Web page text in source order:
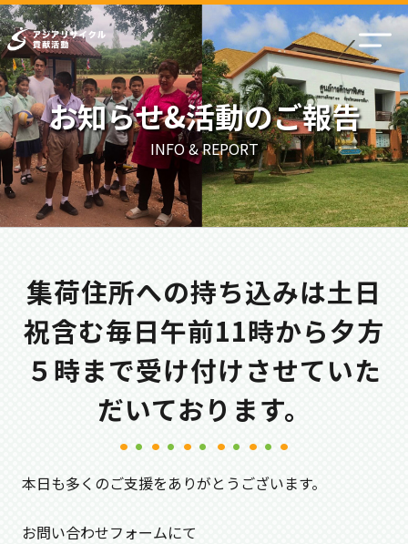
お知らせ&活動のご報告
INFO & REPORT
集荷住所への持ち込みは土日
祝含む毎日午前11時から夕方
５時まで受け付けさせていた
だいております。
本日も多くのご支援をありがとうございます。
お問い合わせフォームにて